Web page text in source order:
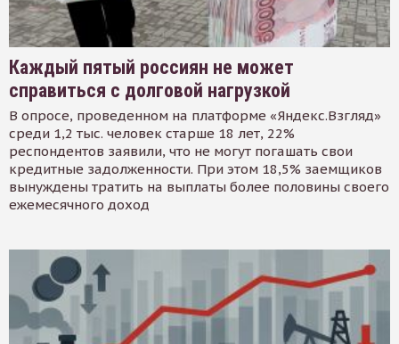
Каждый пятый россиян не может
справиться с долговой нагрузкой
В опросе, проведенном на платформе «Яндекс.Взгляд»
среди 1,2 тыс. человек старше 18 лет, 22%
респондентов заявили, что не могут погашать свои
кредитные задолженности. При этом 18,5% заемщиков
вынуждены тратить на выплаты более половины своего
ежемесячного доход